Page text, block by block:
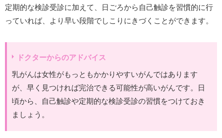
定期的な検診受診に加えて、日ごろから自己触診を習慣的に行
っていれば、より早い段階でしこりにきづくことができます。
ドクターからのアドバイス
乳がんは女性がもっともかかりやすいがんではあります
が、早く見つければ完治できる可能性が高いがんです。日
頃から、自己触診や定期的な検診受診の習慣をつけておき
ましょう。